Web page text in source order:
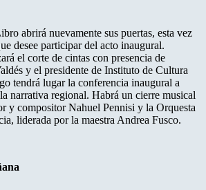
abrirá nuevamente sus puertas, esta vez
desee participar del acto inaugural.
el corte de cintas con presencia de
y el presidente de Instituto de Cultura
tendrá lugar la conferencia inaugural a
narrativa regional. Habrá un cierre musical
y compositor Nahuel Pennisi y la Orquesta
liderada por la maestra Andrea Fusco.